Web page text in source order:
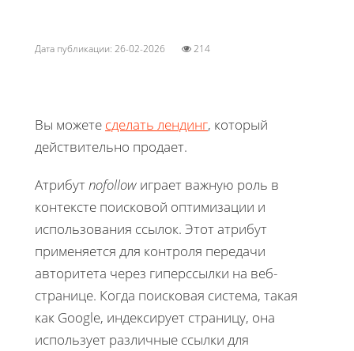
Дата публикации: 26-02-2026 214
Вы можете сделать лендинг, который
действительно продает.
Атрибутnofollow играет важную роль в
контексте поисковой оптимизации и
использования ссылок. Этот атрибут
применяется для контроля передачи
авторитета через гиперссылки на веб-
странице. Когда поисковая система, такая
как Google, индексирует страницу, она
использует различные ссылки для